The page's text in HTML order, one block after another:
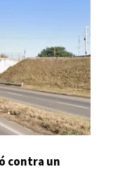
contra un